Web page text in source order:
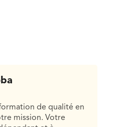
de qualité en
mission. Votre